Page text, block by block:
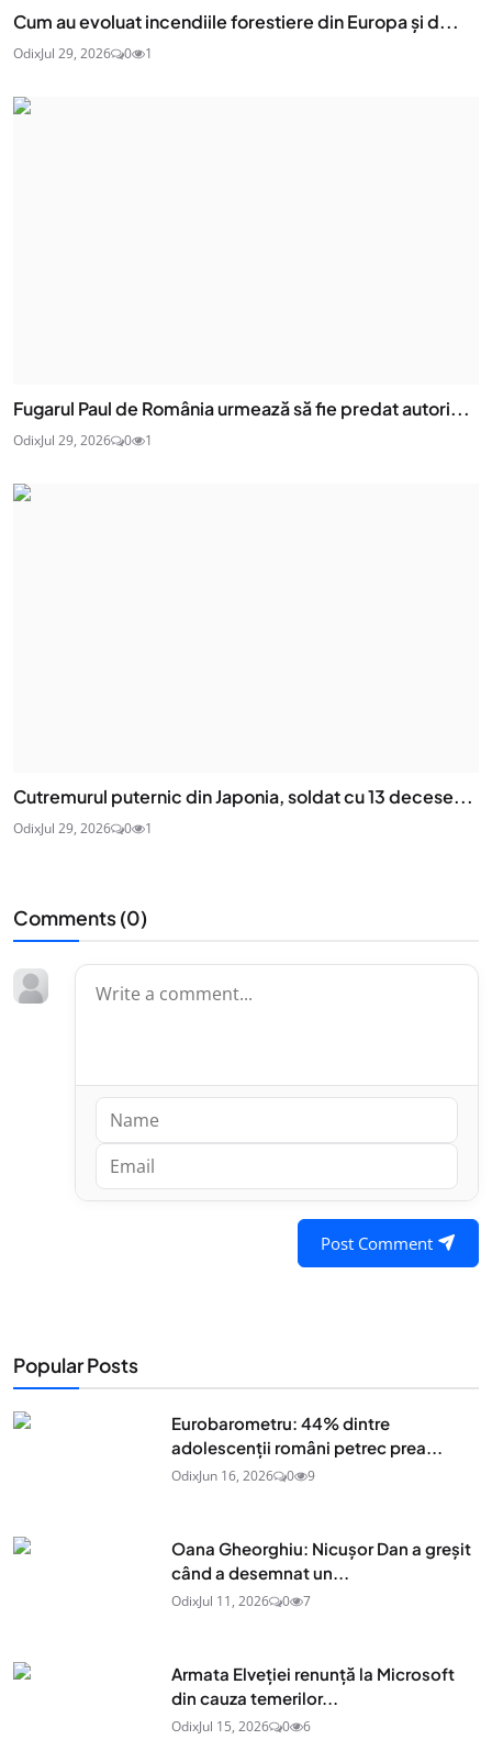
Cum au evoluat incendiile forestiere din Europa și d...
OdixJul 29, 2026 0 1
Fugarul Paul de România urmează să fie predat autori...
OdixJul 29, 2026 0 1
Cutremurul puternic din Japonia, soldat cu 13 decese...
OdixJul 29, 2026 0 1
Comments (0)
Post Comment
Popular Posts
Eurobarometru: 44% dintre
adolescenţii români petrec prea...
OdixJun 16, 2026 0 9
Oana Gheorghiu: Nicușor Dan a greșit
când a desemnat un...
OdixJul 11, 2026 0 7
Armata Elveției renunță la Microsoft
din cauza temerilor...
OdixJul 15, 2026 0 6